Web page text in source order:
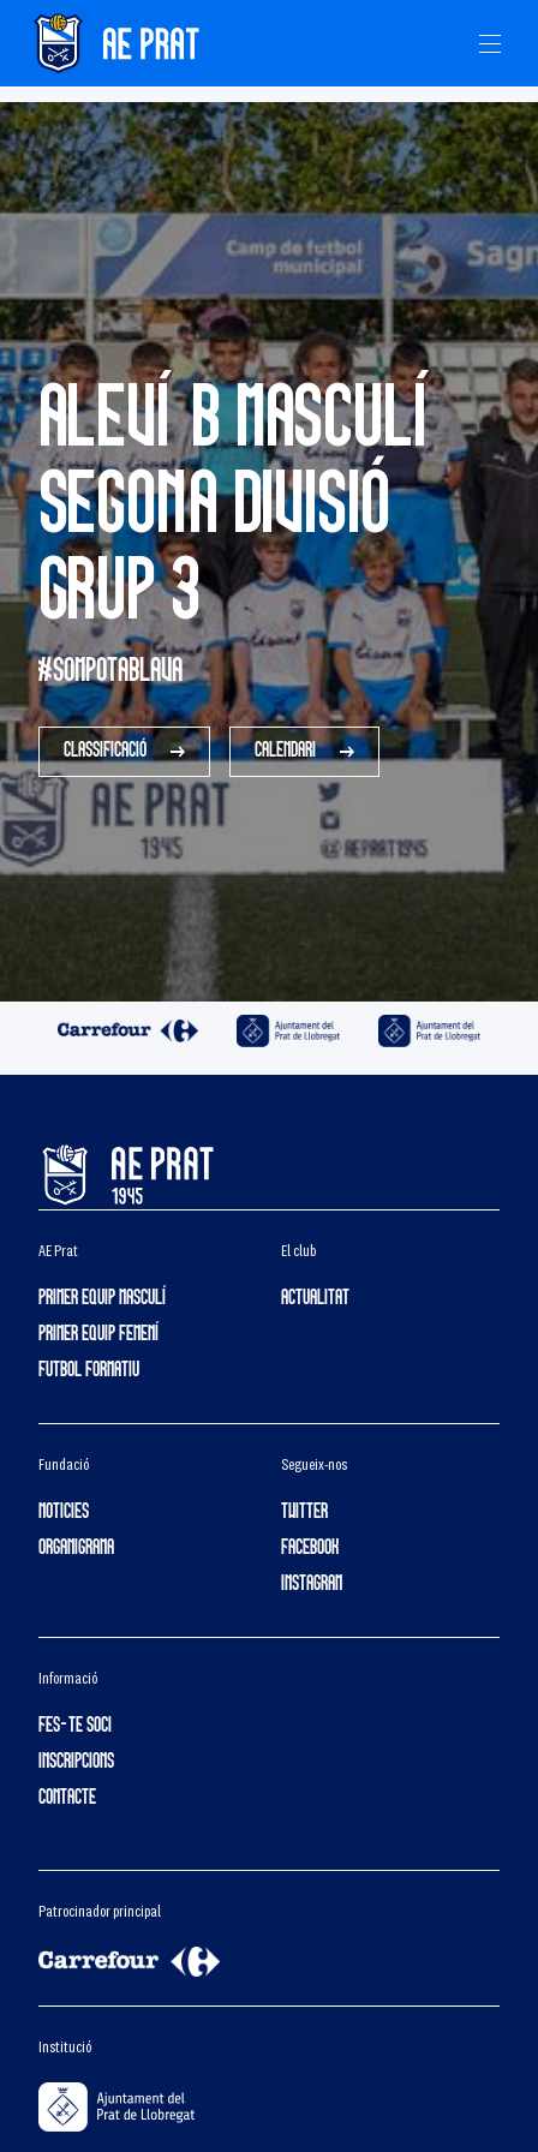
Aleví B Masculí
Segona Divisió
Grup 3
#SOMPOTABLAVA
CLASSIFICACIÓ CALENDARI
AE Prat
PRIMER EQUIP MASCULÍ
PRIMER EQUIP FEMENÍ
FUTBOL FORMATIU
El club
ACTUALITAT
Fundació
NOTICIES
ORGANIGRAMA
Segueix-nos
TWITTER
FACEBOOK
INSTAGRAM
Informació
FES-TE SOCI
INSCRIPCIONS
CONTACTE
Patrocinador principal
Institució